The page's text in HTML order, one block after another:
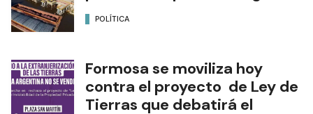
POLÍTICA
Formosa se moviliza hoy
contra el proyecto de Ley de
Tierras que debatirá el